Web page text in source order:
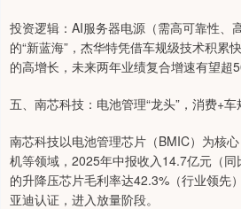
投资逻辑：AI服务器电源（需高可靠性、
的“新蓝海”，杰华特凭借车规级技术积累
的高增长，未来两年业绩复合增速有望超
五、南芯科技：电池管理“龙头”，消费+
南芯科技以电池管理芯片（BMIC）为核
机等领域，2025年中报收入14.7亿元（
的升降压芯片毛利率达42.3%（行业领先
亚迪认证，进入放量阶段。